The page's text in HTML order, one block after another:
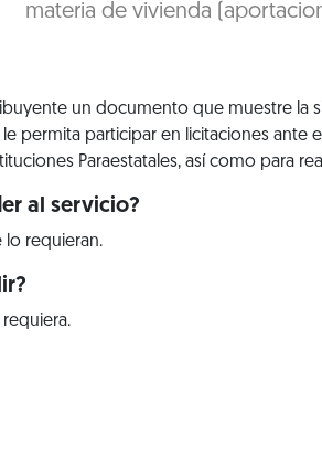
materia de vivienda
un documento que muestre la
le permita participar en licitaciones ante
Paraestatales, así como para
al servicio?
lo requieran.